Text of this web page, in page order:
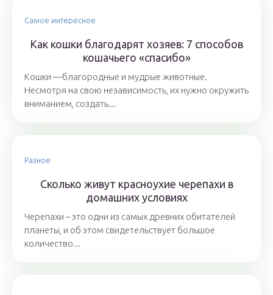
Самое интересное
Как кошки благодарят хозяев: 7 способов
кошачьего «спасибо»
Кошки —благородные и мудрые животные.
Несмотря на свою независимость, их нужно окружить
вниманием, создать...
Разное
Сколько живут красноухие черепахи в
домашних условиях
Черепахи – это одни из самых древних обитателей
планеты, и об этом свидетельствует большое
количество...